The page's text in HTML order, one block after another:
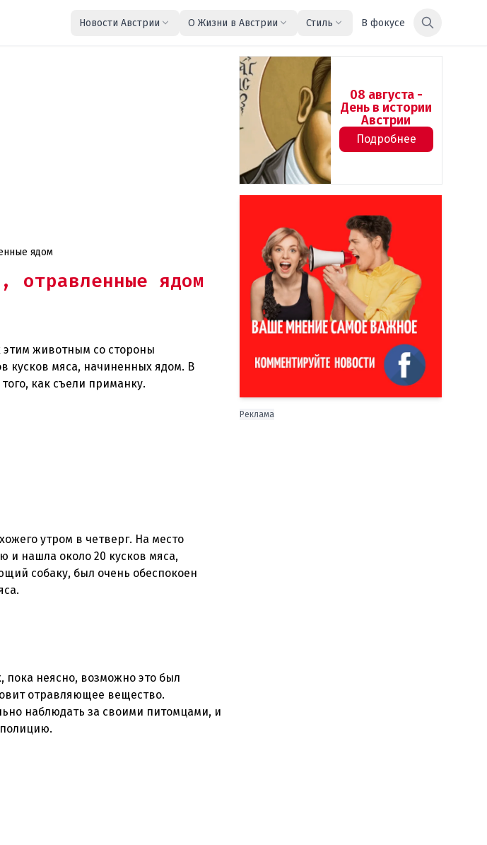
Новости Австрии О Жизни в Австрии Стиль В фокусе
ядом
отравленные ядом
этим животным со стороны
кусков мяса, начиненных ядом. В
утром в четверг. На место
и нашла около 20 кусков мяса,
собаку, был очень обеспокоен
неясно, возможно это был
отравляющее вещество.
наблюдать за своими питомцами, и
08 августа -
День в истории
Австрии
Подробнее
Реклама